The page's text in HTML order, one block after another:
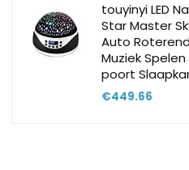
touyinyi LED
Star Master
Auto
Muziek
poort
€449.66